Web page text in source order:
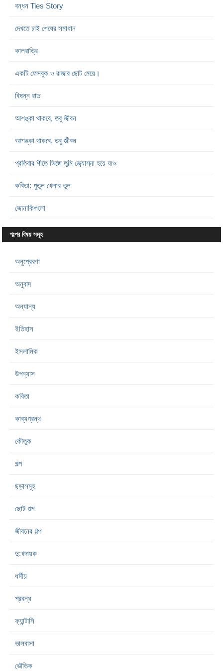
বন্ধন Ties Story
দেখতে চাই শেষের সমাধান
কালরাত্রি
একটি ফেসবুক ও রাজার ছোট মেয়ে।
বিষন্ন রাত
আশঙ্কা থাকবে, তবু জীবন
আশঙ্কা থাকবে, তবু জীবন
প্রতিবার শীতে ভিজে তুমি জ্যোস্না হয়ে যাও
কবিতা: পুতুল খেলার ভুল
জোনাকিগুলো
গল্পের বিষয় সমূহ
অনুপ্রেরণা
অনুবাদ
অন্যান্য
ইতিহাস
ইসলামিক
উপন্যাস
কবিতা
কাব্যগ্রন্থ
কৌতুক
গল্প
ছড়াসমূহ
ছোট গল্প
জীবনের গল্প
দু:খদায়ক
ধর্মীয়
প্রবন্ধ
ফ্যান্টাসি
ভালবাসা
ভৌতিক